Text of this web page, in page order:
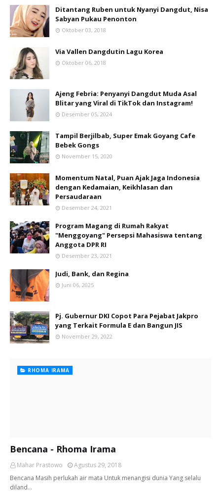
Ditantang Ruben untuk Nyanyi Dangdut, Nisa
Sabyan Pukau Penonton
Oktober 03, 2018
Via Vallen Dangdutin Lagu Korea
Oktober 06, 2018
Ajeng Febria: Penyanyi Dangdut Muda Asal
Blitar yang Viral di TikTok dan Instagram!
Desember 05, 2024
Tampil Berjilbab, Super Emak Goyang Cafe
Bebek Gongs
November 15, 2020
Momentum Natal, Puan Ajak Jaga Indonesia
dengan Kedamaian, Keikhlasan dan
Persaudaraan
Desember 24, 2021
Program Magang di Rumah Rakyat
"Menggoyang" Persepsi Mahasiswa tentang
Anggota DPR RI
Desember 23, 2021
Judi, Bank, dan Regina
Juni 06, 2025
Pj. Gubernur DKI Copot Para Pejabat Jakpro
yang Terkait Formula E dan Bangun JIS
November 29, 2022
RHOMA IRAMA
Bencana - Rhoma Irama
Mahar Prastowo
Agustus 29, 2018
Bencana Masih perlukah air mata Untuk menangisi dunia Yang selalu
diland…